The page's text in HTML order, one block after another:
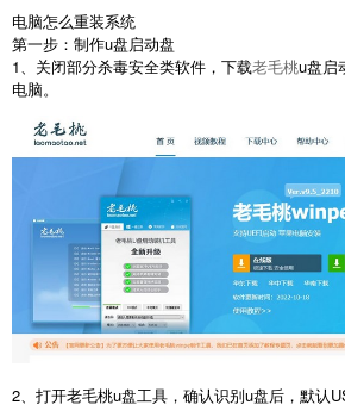
电脑怎么重装系统
第一步：制作u盘启动盘
1、关闭部分杀毒安全类软件，下载老毛桃u盘启
电脑。
2、打开老毛桃u盘工具，确认识别u盘后，默认